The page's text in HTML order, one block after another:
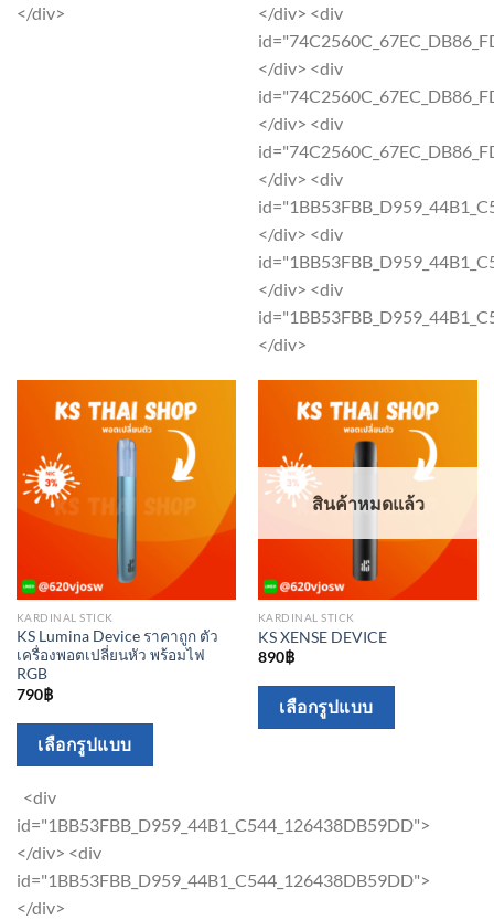
</div>
chosen
the
page
</div> <div
</div> <div
</div> <div
</div> <div
</div> <div
</div> <div
</div>
KARDINAL STICK
KS Lumina Device ราคาถูก ตัว
เครื่องพอตเปลี่ยนหัว พร้อมไฟ
RGB
790฿
เลือกรูปแบบ
multiple
The
<div
id="1BB53FBB_D959_44B1_C544_126438DB59DD">
</div> <div
id="1BB53FBB_D959_44B1_C544_126438DB59DD">
</div>
สินค้าหมดแล้ว
KARDINAL STICK
KS XENSE DEVICE
890฿
เลือกรูปแบบ
The
may